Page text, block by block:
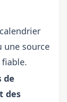
une source
de
des